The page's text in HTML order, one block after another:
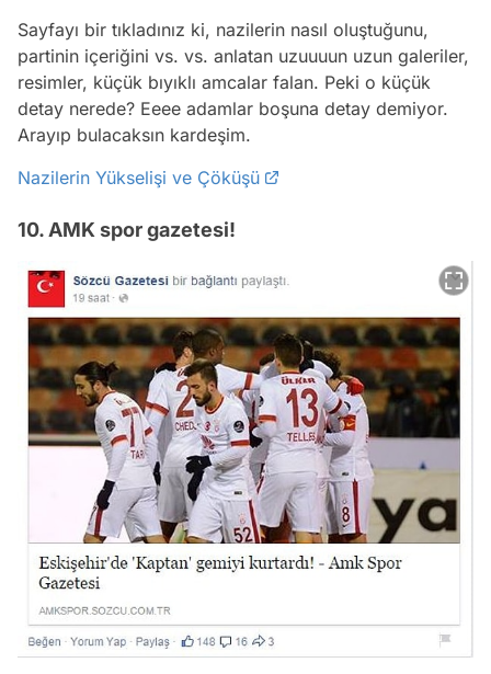
Sayfayı bir tıkladınız ki, nazilerin nasıl oluştuğunu,
partinin içeriğini vs. vs. anlatan uzuuuun uzun galeriler,
resimler, küçük bıyıklı amcalar falan. Peki o küçük
detay nerede? Eeee adamlar boşuna detay demiyor.
Arayıp bulacaksın kardeşim.
Nazilerin Yükselişi ve Çöküşü
10. AMK spor gazetesi!